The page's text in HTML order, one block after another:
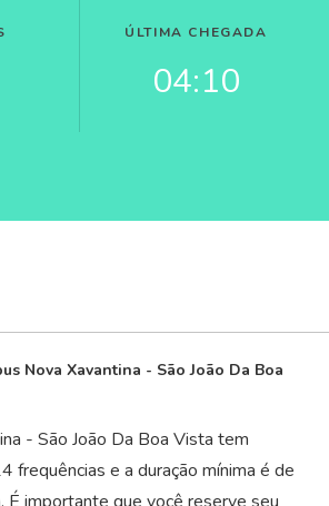
ÚLTIMA CHEGADA
04:10
Nova Xavantina - São João Da Boa
- São João Da Boa Vista tem
frequências e a duração mínima é de